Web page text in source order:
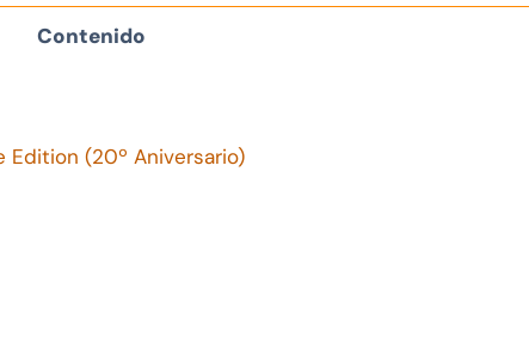
Contenido
(20º Aniversario)